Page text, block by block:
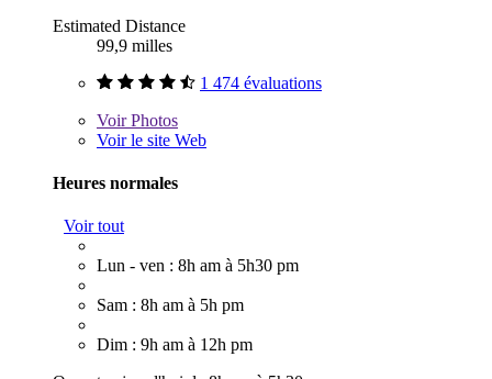
Estimated Distance
99,9 milles
1 474 évaluations
VoirPhotos
Voir le site Web
Heures normales
Voir tout
Lun - ven : 8h am à 5h30 pm
Sam : 8h am à 5h pm
Dim : 9h am à 12h pm